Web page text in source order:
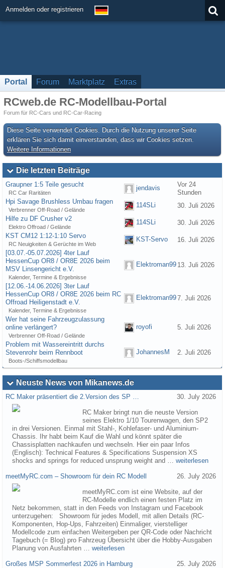
Anmelden oder registrieren
Portal Forum Marktplatz Extras
RCweb.de RC-Modellbau-Portal
Forum für RC-Cars und RC-Car-Racing
Diese Seite verwendet Cookies. Durch die Nutzung unserer Seite
erklären Sie sich damit einverstanden, dass wir Cookies setzen.
Weitere Informationen
Die letzten Beiträge
Graupner 1:5 Teile gesucht
RC Car Raritäten
jendavis
Vor 24
Stunden
Hpi Savage Brushless Umbau fragen
Verbrenner Off-Road / Gelände
114SLi
30. Juli 2026
Hilfe zu DF Crusher v2
Elektro Offroad / Gelände
114SLi
30. Juli 2026
KST CM12 1:12-1:10 Servo
RC Neuigkeiten & Gerüchte im Web
KST-Servo
16. Juli 2026
[03.07.-05.07.2026] 4ter Lauf
HessenCup OR8 / OR8E 2026 beim
MSV Linsengericht e.V.
Kalender, Termine & Ergebnisse
Elektroman99 13. Juli 2026
[12.06.-14.06.2026] 3ter Lauf
HessenCup OR8 / OR8E 2026 beim RC
Offroad Heiligenstadt e.V.
Kalender, Termine & Ergebnisse
Elektroman997. Juli 2026
Wer hat seine Fahrzeugzulassung
online verlängert?
Verbrenner Off-Road / Gelände
royofi 5. Juli 2026
Problem mit Wassereintritt durchs
Stevenrohr beim Rennboot
Boots-/Schiffsmodellbau
JohannesM 2. Juli 2026
Neuste News von Mikanews.de
RC Maker präsentiert die 2.Version des SP … 30. July 2026
RC Maker bringt nun die neuste Version
seines Elektro 1/10 Tourenwagen, den SP2
in drei Versionen. Einmal mit Stahl-, Kohlefaser- und Aluminium-
Chassis. Ihr habt beim Kauf die Wahl und könnt später die
Chassisplatten nachkaufen und wechseln. Hier ein paar Infos
(Englisch): Technical Features & Specifications Suspension XS
shocks and springs for reduced unsprung weight and … weiterlesen
meetMyRC.com – Showroom für dein RC Modell 26. July 2026
meetMyRC.com ist eine Website, auf der
RC-Modelle endlich einen festen Platz im
Netz bekommen, statt in den Feeds von Instagram und Facebook
unterzugehen: Showroom für jedes Modell, mit allen Details (RC-
Komponenten, Hop-Ups, Fahrzeiten) Einmaliger, vierstelliger
Modellcode zum einfachen Weitergeben per QR-Code oder Nachricht
Tagebuch (= Blog) pro Fahrzeug Übersicht über die Hobby-Ausgaben
Planung von Ausfahrten … weiterlesen
Großes MSP Sommerfest 2026 in Hamburg 25. July 2026